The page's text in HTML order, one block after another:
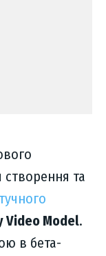
створення та
Video Model.
в бета-